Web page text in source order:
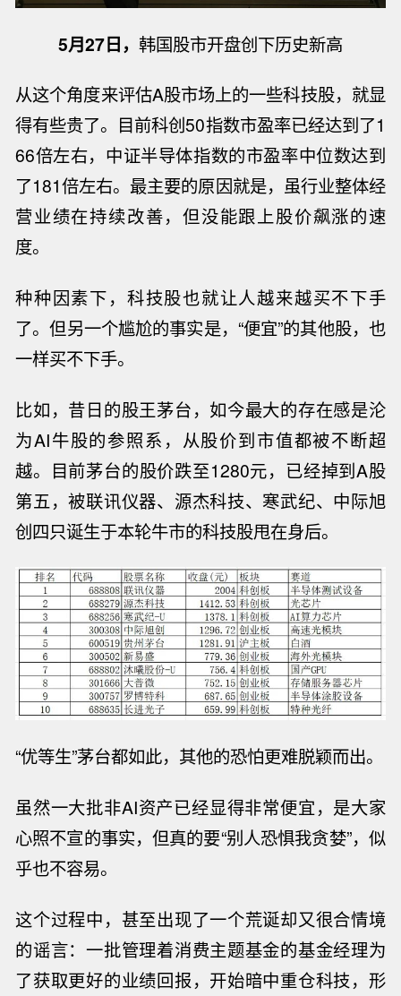
5月27日， 韩国股市开盘创下历史新高
从这个角度来评估A股市场上的一些科技股，就显
得有些贵了。目前科创50指数市盈率已经达到了1
66倍左右，中证半导体指数的市盈率中位数达到
了181倍左右。最主要的原因就是，虽行业整体经
营业绩在持续改善，但没能跟上股价飙涨的速
度。
种种因素下， 科技股也就让人越来越买不下手
了。但另一个尴尬的事实是， “便宜”的其他股，也
一样买不下手。
比如，昔日的股王茅台，如今最大的存在感是沦
为AI牛股的参照系 ， 从股价到市值都被不断超
越。目前茅台的股价跌至1280元，已经掉到A股
第五，被联讯仪器、源杰科技、寒武纪、中际旭
创四只诞生于本轮牛市的科技股甩在身后。
“优等生”茅台都如此，其他的恐怕更难脱颖而出。
虽然一大批非AI资产已经显得非常便宜，是大家
心照不宣的事实，但真的要“别人恐惧我贪婪”，似
乎也不容易。
这个过程中，甚至出现了一个荒诞却又很合情境
的谣言：一批管理着消费主题基金的基金经理为
了获取更好的业绩回报，开始暗中重仓科技，形